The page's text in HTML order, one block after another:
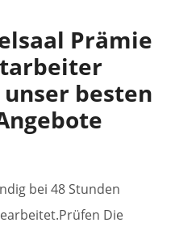
Prämie
unser besten
bei 48 Stunden
Die